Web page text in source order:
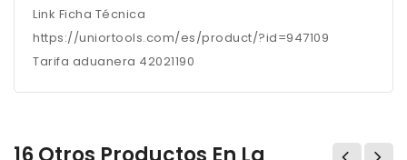
Link Ficha Técnica
https://uniortools.com/es/product/?id=947109
Tarifa aduanera 42021190